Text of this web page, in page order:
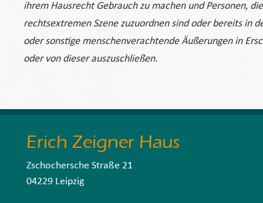
ihrem Hausrecht Gebrauch zu machen und Personen,
rechtsextremen Szene zuzuordnen sind oder bereits in
oder sonstige menschenverachtende Äußerungen in
oder von dieser auszuschließen.
Erich Zeigner Haus
Zschochersche Straße 21
04229 Leipzig